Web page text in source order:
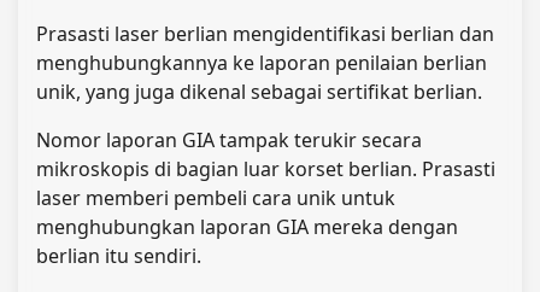
Prasasti laser berlian mengidentifikasi berlian dan
menghubungkannya ke laporan penilaian berlian
unik, yang juga dikenal sebagai sertifikat berlian.
Nomor laporan GIA tampak terukir secara
mikroskopis di bagian luar korset berlian. Prasasti
laser memberi pembeli cara unik untuk
menghubungkan laporan GIA mereka dengan
berlian itu sendiri.